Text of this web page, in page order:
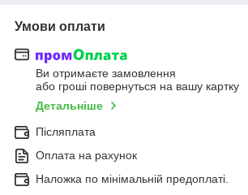
Умови оплати
Ви отримаєте замовлення
або гроші повернуться на вашу картку
Детальніше
Післяплата
Оплата на рахунок
Наложка по мінімальній предоплаті.